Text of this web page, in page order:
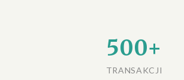
500+
TRANSAKCJI